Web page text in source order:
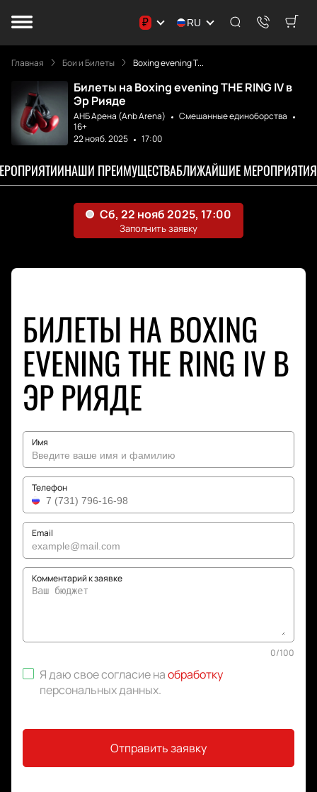
₽ RU
Главная Бои и Билеты Boxing evening T...
Билеты на Boxing evening THE RING IV в
Эр Рияде
АНБ Арена (Anb Arena)
Смешанные единоборства
16+
22 нояб. 2025
17:00
НАШИ ПРЕИМУЩЕСТВАБЛИЖАЙШИЕ МЕРОПРИЯТИЯ
БИЛЕТЫ НА BOXING
EVENING THE RING IV В
ЭР РИЯДЕ
Имя
Телефон
Email
Комментарий к заявке
0/100
Я даю свое согласие наобработку
персональных данных.
Отправить заявку